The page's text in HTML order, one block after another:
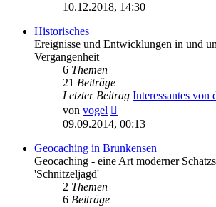
Beitrag
10.12.2018, 14:30
Historisches
Ereignisse und Entwicklungen in und
Vergangenheit
6 Themen
21 Beiträge
Letzter Beitrag Interessantes von
von vogel
Beitrag
09.09.2014, 00:13
Geocaching in Brunkensen
Geocaching - eine Art moderner
'Schnitzeljagd'
2 Themen
6 Beiträge